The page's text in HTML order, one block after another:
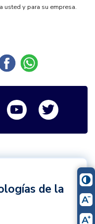
usted y para su empresa.
Logo InstagramLogo Youtube
de la